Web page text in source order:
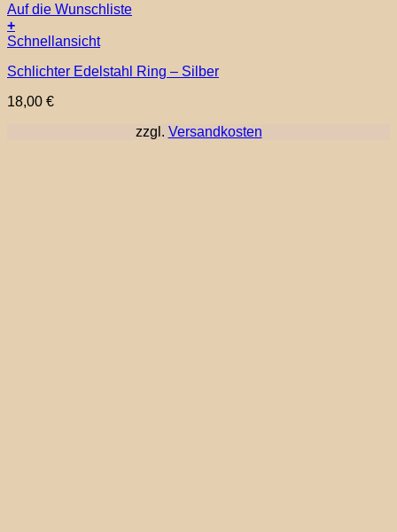
Auf die Wunschliste
+
Dieses
weist
Varianten
Schnellansicht
Schlichter Edelstahl Ring – Silber
18,00 €
zzgl. Versandkosten